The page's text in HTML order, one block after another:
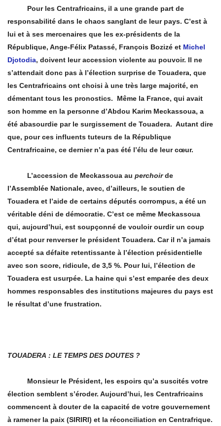
Pour les Centrafricains, il a une grande part de
responsabilité dans le chaos sanglant de leur pays. C’est à
lui et à ses mercenaires que les ex-présidents de la
République, Ange-Félix Patassé, François Bozizé et Michel
Djotodia, doivent leur accession violente au pouvoir. Il ne
s’attendait donc pas à l’élection surprise de Touadera, que
les Centrafricains ont choisi à une très large majorité, en
démentant tous les pronostics. Même la France, qui avait
son homme en la personne d’Abdou Karim Meckassoua, a
été abasourdie par le surgissement de Touadera. Autant dire
que, pour ces influents tuteurs de la République
Centrafricaine, ce dernier n’a pas été l’élu de leur cœur.
L’accession de Meckassoua au perchoirde
l’Assemblée Nationale, avec, d’ailleurs, le soutien de
Touadera et l’aide de certains députés corrompus, a été un
véritable déni de démocratie. C’est ce même Meckassoua
qui, aujourd’hui, est soupçonné de vouloir ourdir un coup
d’état pour renverser le président Touadera. Car il n’a jamais
accepté sa défaite retentissante à l’élection présidentielle
avec son score, ridicule, de 3,5 %. Pour lui, l’élection de
Touadera est usurpée. La haine qui s’est emparée des deux
hommes responsables des institutions majeures du pays est
le résultat d’une frustration.
TOUADERA : LE TEMPS DES DOUTES ?
Monsieur le Président, les espoirs qu’a suscités votre
élection semblent s’éroder. Aujourd’hui, les Centrafricains
commencent à douter de la capacité de votre gouvernement
à ramener la paix (SIRIRI) et la réconciliation en Centrafrique.